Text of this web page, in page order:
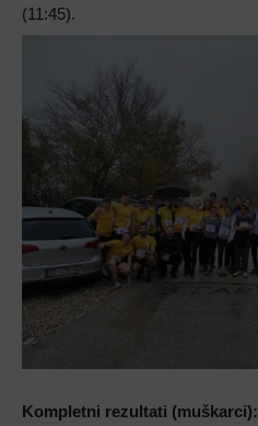
(11:45).
Kompletni rezultati (muškarci):